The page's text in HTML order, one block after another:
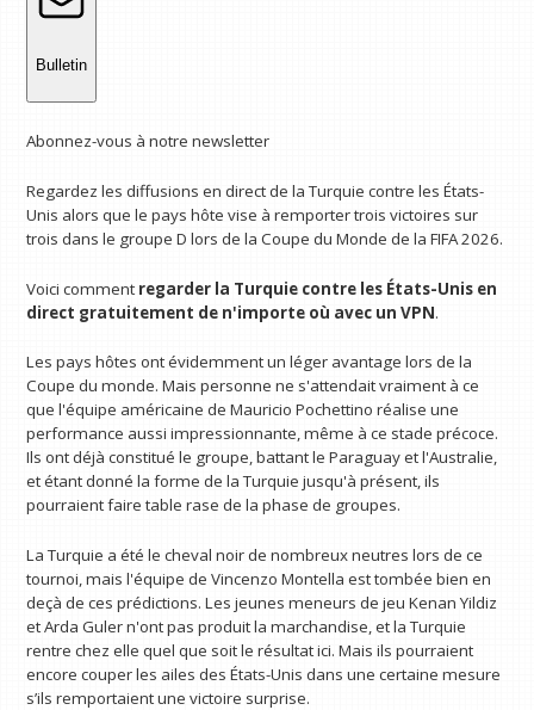
Bulletin
Abonnez-vous à notre newsletter
Regardez les diffusions en direct de la Turquie contre les États-
Unis alors que le pays hôte vise à remporter trois victoires sur
trois dans le groupe D lors de la Coupe du Monde de la FIFA 2026.
Voici comment regarder la Turquie contre les États-Unis en
direct gratuitement de n'importe où avec un VPN.
Les pays hôtes ont évidemment un léger avantage lors de la
Coupe du monde. Mais personne ne s'attendait vraiment à ce
que l'équipe américaine de Mauricio Pochettino réalise une
performance aussi impressionnante, même à ce stade précoce.
Ils ont déjà constitué le groupe, battant le Paraguay et l'Australie,
et étant donné la forme de la Turquie jusqu'à présent, ils
pourraient faire table rase de la phase de groupes.
La Turquie a été le cheval noir de nombreux neutres lors de ce
tournoi, mais l'équipe de Vincenzo Montella est tombée bien en
deçà de ces prédictions. Les jeunes meneurs de jeu Kenan Yildiz
et Arda Guler n'ont pas produit la marchandise, et la Turquie
rentre chez elle quel que soit le résultat ici. Mais ils pourraient
encore couper les ailes des États-Unis dans une certaine mesure
s’ils remportaient une victoire surprise.